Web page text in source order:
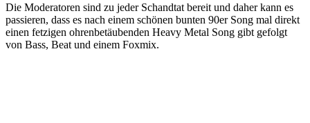
Die Moderatoren sind zu jeder Schandtat bereit und daher kann es
passieren, dass es nach einem schönen bunten 90er Song mal direkt
einen fetzigen ohrenbetäubenden Heavy Metal Song gibt gefolgt
von Bass, Beat und einem Foxmix.